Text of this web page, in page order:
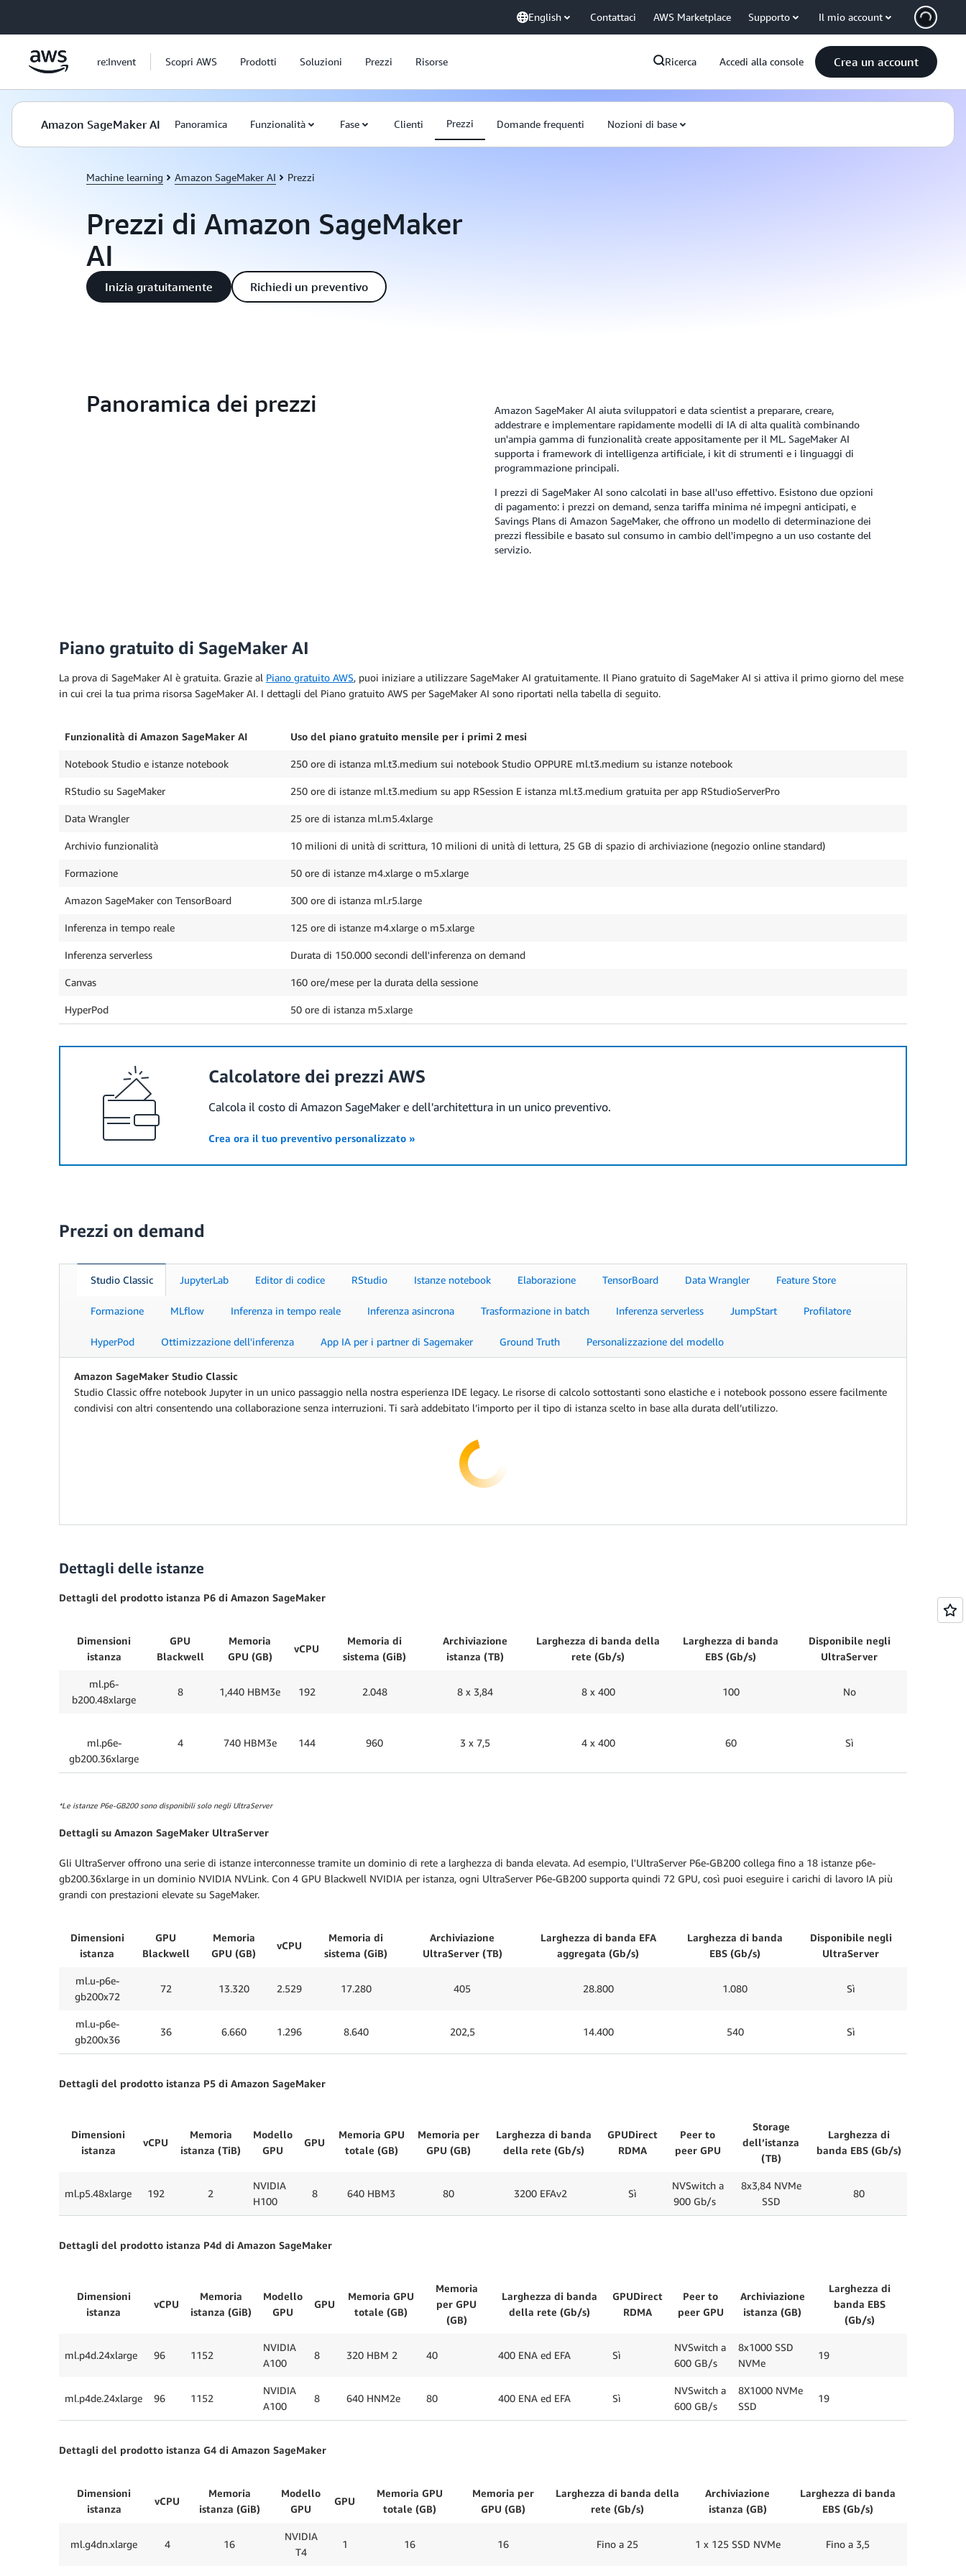
English Contattaci AWS Marketplace Supporto Il mio account
re:Invent Scopri AWS Prodotti Soluzioni Prezzi Risorse Ricerca Accedi alla console Crea un account
Machine learning Amazon SageMaker AI Prezzi
Prezzi di Amazon SageMaker
AI
Inizia gratuitamente Richiedi un preventivo
Panoramica dei prezzi
Amazon SageMaker AI aiuta sviluppatori e data scientist a preparare, creare,
addestrare e implementare rapidamente modelli di IA di alta qualità combinando
un'ampia gamma di funzionalità create appositamente per il ML. SageMaker AI
supporta i framework di intelligenza artificiale, i kit di strumenti e i linguaggi di
programmazione principali.
I prezzi di SageMaker AI sono calcolati in base all'uso effettivo. Esistono due opzioni
di pagamento: i prezzi on demand, senza tariffa minima né impegni anticipati, e
Savings Plans di Amazon SageMaker, che offrono un modello di determinazione dei
prezzi flessibile e basato sul consumo in cambio dell'impegno a un uso costante del
servizio.
Amazon SageMaker AI Panoramica Funzionalità Fase Clienti Prezzi Domande frequenti Nozioni di base
Piano gratuito di SageMaker AI
La prova di SageMaker AI è gratuita. Grazie al Piano gratuito AWS, puoi iniziare a utilizzare SageMaker AI gratuitamente. Il Piano gratuito di SageMaker AI si attiva il primo giorno del mese
in cui crei la tua prima risorsa SageMaker AI. I dettagli del Piano gratuito AWS per SageMaker AI sono riportati nella tabella di seguito.
Funzionalità di Amazon SageMaker AI Uso del piano gratuito mensile per i primi 2 mesi
Notebook Studio e istanze notebook 250 ore di istanza ml.t3.medium sui notebook Studio OPPURE ml.t3.medium su istanze notebook
RStudio su SageMaker 250 ore di istanze ml.t3.medium su app RSession E istanza ml.t3.medium gratuita per app RStudioServerPro
Data Wrangler 25 ore di istanza ml.m5.4xlarge
Archivio funzionalità 10 milioni di unità di scrittura, 10 milioni di unità di lettura, 25 GB di spazio di archiviazione (negozio online standard)
Formazione 50 ore di istanze m4.xlarge o m5.xlarge
Amazon SageMaker con TensorBoard 300 ore di istanza ml.r5.large
Inferenza in tempo reale 125 ore di istanze m4.xlarge o m5.xlarge
Inferenza serverless Durata di 150.000 secondi dell'inferenza on demand
Canvas 160 ore/mese per la durata della sessione
HyperPod 50 ore di istanza m5.xlarge
Calcolatore dei prezzi AWS
Calcola il costo di Amazon SageMaker e dell'architettura in un unico preventivo.
Crea ora il tuo preventivo personalizzato »
Prezzi on demand
Studio Classic JupyterLab Editor di codice RStudio Istanze notebook Elaborazione TensorBoard Data Wrangler Feature Store
Formazione MLflow Inferenza in tempo reale Inferenza asincrona Trasformazione in batch Inferenza serverless JumpStart Profilatore
HyperPod Ottimizzazione dell'inferenza App IA per i partner di Sagemaker Ground Truth Personalizzazione del modello
Amazon SageMaker Studio Classic
Studio Classic offre notebook Jupyter in un unico passaggio nella nostra esperienza IDE legacy. Le risorse di calcolo sottostanti sono elastiche e i notebook possono essere facilmente
condivisi con altri consentendo una collaborazione senza interruzioni. Ti sarà addebitato l’importo per il tipo di istanza scelto in base alla durata dell’utilizzo.
Dettagli delle istanze
Dettagli del prodotto istanza P6 di Amazon SageMaker
Dimensioni
istanza
GPU
Blackwell
Memoria
GPU (GB)
vCPU
Memoria di
sistema (GiB)
Archiviazione
istanza (TB)
Larghezza di banda della
rete (Gb/s)
Larghezza di banda
EBS (Gb/s)
Disponibile negli
UltraServer
ml.p6-
b200.48xlarge
8 1,440 HBM3e 192 2.048 8 x 3,84 8 x 400 100 No
ml.p6e-
gb200.36xlarge
4 740 HBM3e 144 960 3 x 7,5 4 x 400 60 Sì
*Le istanze P6e-GB200 sono disponibili solo negli UltraServer
Dettagli su Amazon SageMaker UltraServer
Gli UltraServer offrono una serie di istanze interconnesse tramite un dominio di rete a larghezza di banda elevata. Ad esempio, l'UltraServer P6e-GB200 collega fino a 18 istanze p6e-
gb200.36xlarge in un dominio NVIDIA NVLink. Con 4 GPU Blackwell NVIDIA per istanza, ogni UltraServer P6e-GB200 supporta quindi 72 GPU, così puoi eseguire i carichi di lavoro IA più
grandi con prestazioni elevate su SageMaker.
Dimensioni
istanza
GPU
Blackwell
Memoria
GPU (GB)
vCPU
Memoria di
sistema (GiB)
Archiviazione
UltraServer (TB)
Larghezza di banda EFA
aggregata (Gb/s)
Larghezza di banda
EBS (Gb/s)
Disponibile negli
UltraServer
ml.u-p6e-
gb200x72
72 13.320 2.529 17.280 405 28.800 1.080 Sì
ml.u-p6e-
gb200x36
36 6.660 1.296 8.640 202,5 14.400 540 Sì
Dettagli del prodotto istanza P5 di Amazon SageMaker
Dimensioni
istanza
vCPU
Memoria
istanza (TiB)
Modello
GPU
GPU
Memoria GPU
totale (GB)
Memoria per
GPU (GB)
Larghezza di banda
della rete (Gb/s)
GPUDirect
RDMA
Peer to
peer GPU
Storage
dell’istanza
(TB)
Larghezza di
banda EBS (Gb/s)
ml.p5.48xlarge 192 2
NVIDIA
H100
8 640 HBM3 80 3200 EFAv2 Sì
NVSwitch a
900 Gb/s
8x3,84 NVMe
SSD
80
Dettagli del prodotto istanza P4d di Amazon SageMaker
Dimensioni
istanza
vCPU
Memoria
istanza (GiB)
Modello
GPU
GPU
Memoria GPU
totale (GB)
Memoria
per GPU
(GB)
Larghezza di banda
della rete (Gb/s)
GPUDirect
RDMA
Peer to
peer GPU
Archiviazione
istanza (GB)
Larghezza di
banda EBS
(Gb/s)
ml.p4d.24xlarge 96 1152
NVIDIA
A100
8 320 HBM 2 40 400 ENA ed EFA Sì
NVSwitch a
600 GB/s
8x1000 SSD
NVMe
19
ml.p4de.24xlarge 96 1152
NVIDIA
A100
8 640 HNM2e 80 400 ENA ed EFA Sì
NVSwitch a
600 GB/s
8X1000 NVMe
SSD
19
Dettagli del prodotto istanza G4 di Amazon SageMaker
Dimensioni
istanza
vCPU
Memoria
istanza (GiB)
Modello
GPU
GPU
Memoria GPU
totale (GB)
Memoria per
GPU (GB)
Larghezza di banda della
rete (Gb/s)
Archiviazione
istanza (GB)
Larghezza di banda
EBS (Gb/s)
ml.g4dn.xlarge 4 16
NVIDIA
T4
1 16 16 Fino a 25 1 x 125 SSD NVMe Fino a 3,5